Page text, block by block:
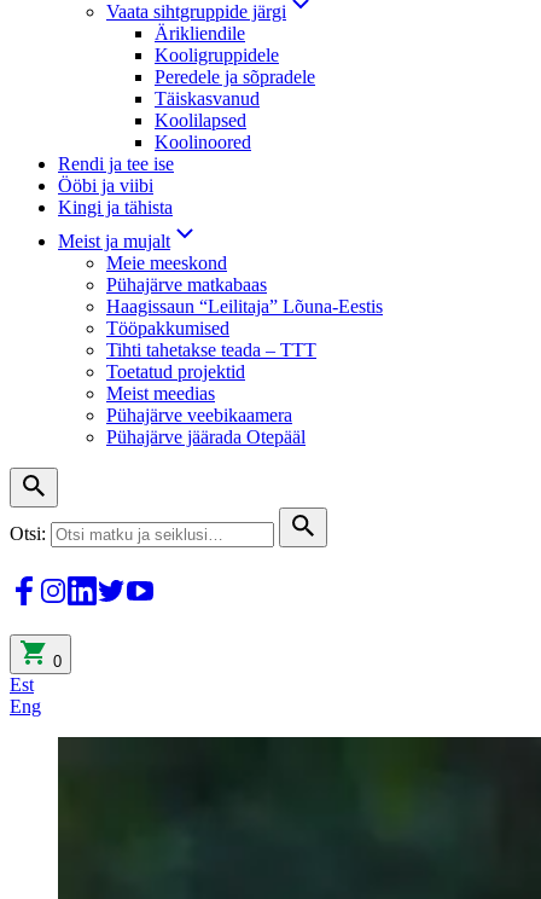
Vaata sihtgruppide järgi
Ärikliendile
Kooligruppidele
Peredele ja sõpradele
Täiskasvanud
Koolilapsed
Koolinoored
Rendi ja tee ise
Ööbi ja viibi
Kingi ja tähista
Meist ja mujalt
Meie meeskond
Pühajärve matkabaas
Haagissaun “Leilitaja” Lõuna-Eestis
Tööpakkumised
Tihti tahetakse teada – TTT
Toetatud projektid
Meist meedias
Pühajärve veebikaamera
Pühajärve jäärada Otepääl
Otsi:
0
Est
Eng